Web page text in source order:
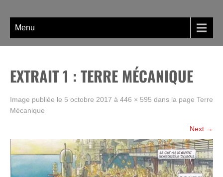
contentMenu
EXTRAIT 1 : TERRE MÉCANIQUE
Image publiée le 5 octobre 2017 à 446 × 595 dans la page Terre
Mécanique
Next →